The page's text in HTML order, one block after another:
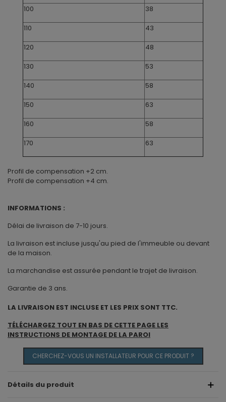
100
38
110
43
120
48
130
53
140
58
150
63
160
58
170
63
Profil de compensation +2 cm.
Profil de compensation +4 cm.
INFORMATIONS :
Délai de livraison de 7-10 jours.
La livraison est incluse jusqu'au pied de l'immeuble ou devant
de la maison.
La marchandise est assurée pendant le trajet de livraison.
Garantie de 3 ans.
LA LIVRAISON EST INCLUSE ET LES PRIX SONT TTC.
TÉLÉCHARGEZ TOUT EN BAS DE CETTE PAGE LES
INSTRUCTIONS DE MONTAGE DE LA PAROI
CHERCHEZ-VOUS UN INSTALLATEUR POUR CE PRODUIT ?
Détails du produit